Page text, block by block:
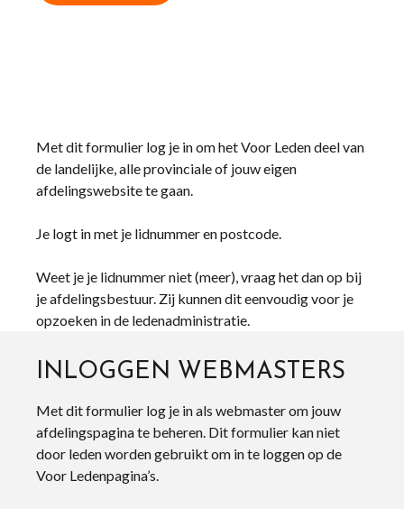
Met dit formulier log je in om het Voor Leden deel van
de landelijke, alle provinciale of jouw eigen
afdelingswebsite te gaan.
Je logt in met je lidnummer en postcode.
Weet je je lidnummer niet (meer), vraag het dan op bij
je afdelingsbestuur. Zij kunnen dit eenvoudig voor je
opzoeken in de ledenadministratie.
INLOGGEN WEBMASTERS
Met dit formulier log je in als webmaster om jouw
afdelingspagina te beheren. Dit formulier kan niet
door leden worden gebruikt om in te loggen op de
Voor Ledenpagina’s.